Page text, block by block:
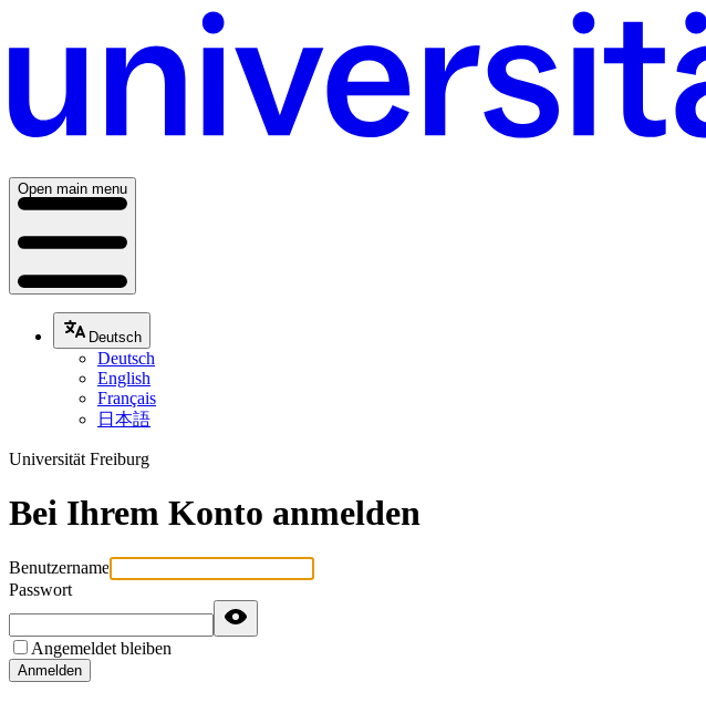
Open main menu
Deutsch
Deutsch
English
Français
日本語
Universität Freiburg
Bei Ihrem Konto anmelden
Benutzername
Passwort
Angemeldet bleiben
Anmelden